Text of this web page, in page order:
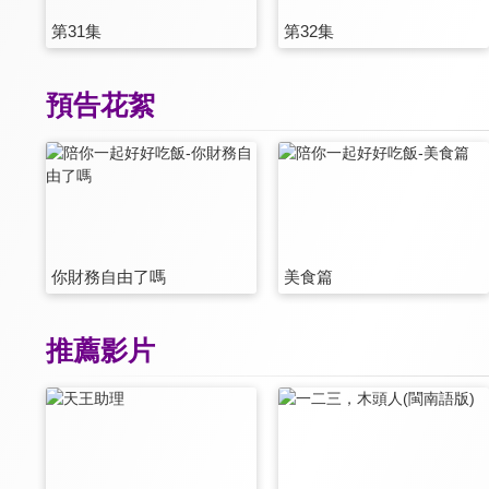
第31集 第32集
預告花絮
你財務自由了嗎 美食篇
推薦影片